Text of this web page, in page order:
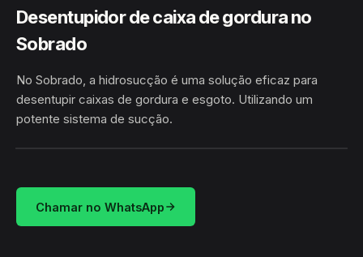
Desentupidor de caixa de gordura no
Sobrado
No Sobrado, a hidrosucção é uma solução eficaz para
desentupir caixas de gordura e esgoto. Utilizando um
potente sistema de sucção.
HIDROSUCÇÃO
Chamar no WhatsApp